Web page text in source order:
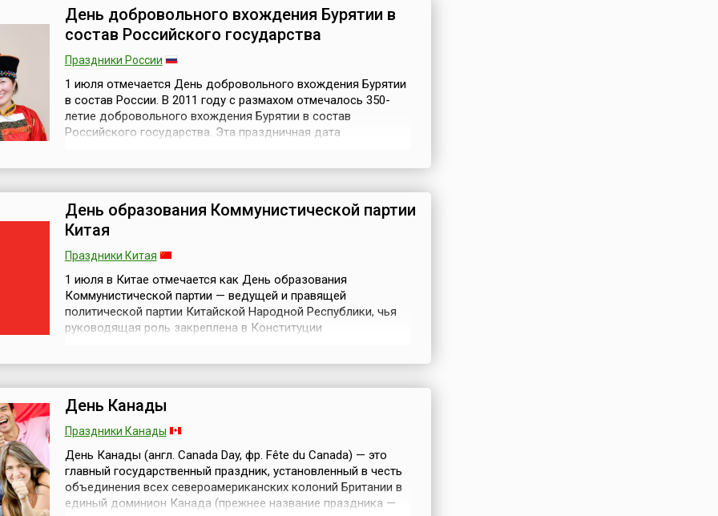
День добровольного вхождения Бурятии в
состав Российского государства
Праздники России
1 июля отмечается День добровольного вхождения Бурятии
в состав России. В 2011 году с размахом отмечалось 350-
летие добровольного вхождения Бурятии в состав
Российского государства. Эта праздничная дата
отсылали оппонентов к трудам...
День образования Коммунистической партии
Китая
Праздники Китая
1 июля в Китае отмечается как День образования
Коммунистической партии — ведущей и правящей
политической партии Китайской Народной Республики, чья
руководящая роль закреплена в Конституции
идей марксизма-ленинизма в Китае, вызван...
День Канады
Праздники Канады
День Канады (англ. Canada Day, фр. Fête du Canada) — это
главный государственный праздник, установленный в честь
объединения всех североамериканских колоний Британии в
единый доминион Канада (прежнее название праздника —